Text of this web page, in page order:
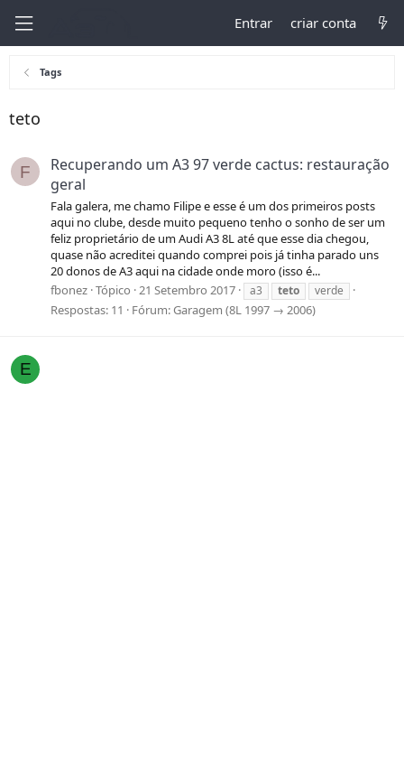
Entrar criar conta
Tags
teto
F
Recuperando um A3 97 verde cactus: restauração
geral
Fala galera, me chamo Filipe e esse é um dos primeiros posts
aqui no clube, desde muito pequeno tenho o sonho de ser um
feliz proprietário de um Audi A3 8L até que esse dia chegou,
quase não acreditei quando comprei pois já tinha parado uns
20 donos de A3 aqui na cidade onde moro (isso é...
fbonez Tópico 21 Setembro 2017 a3 teto verde
Respostas: 11 Fórum:Garagem (8L 1997 → 2006)
E